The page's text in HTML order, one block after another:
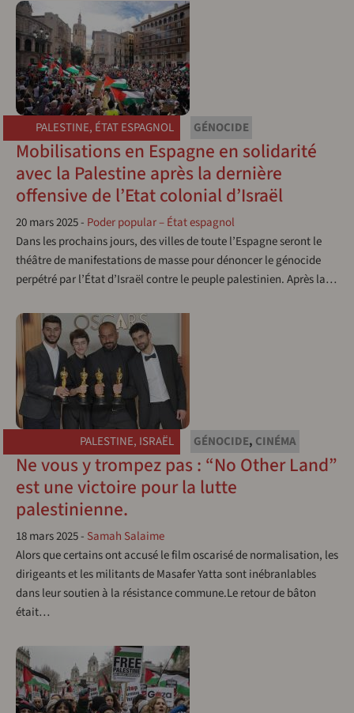
PALESTINE, ÉTAT ESPAGNOL GÉNOCIDE
Mobilisations en Espagne en solidarité
avec la Palestine après la dernière
offensive de l’Etat colonial d’Israël
20 mars 2025- Poder popular – État espagnol
Dans les prochains jours, des villes de toute l’Espagne seront le
théâtre de manifestations de masse pour dénoncer le génocide
perpétré par l’État d’Israël contre le peuple palestinien. Après la…
PALESTINE, ISRAËL GÉNOCIDE, CINÉMA
Ne vous y trompez pas : “No Other Land”
est une victoire pour la lutte
palestinienne.
18 mars 2025- Samah Salaime
Alors que certains ont accusé le film oscarisé de normalisation, les
dirigeants et les militants de Masafer Yatta sont inébranlables
dans leur soutien à la résistance commune.Le retour de bâton
était…